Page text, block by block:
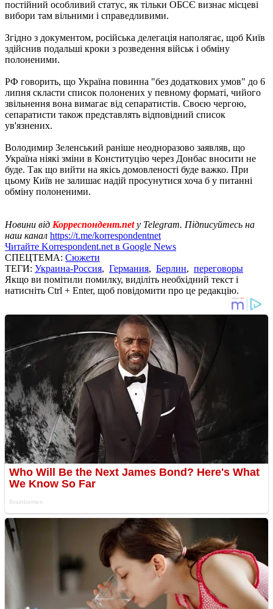
постійний особливий статус, як тільки ОБСЄ визнає місцеві
вибори там вільними і справедливими.
Згідно з документом, російська делегація наполягає, щоб Київ
здійснив подальші кроки з розведення військ і обміну
полоненими.
РФ говорить, що Україна повинна "без додаткових умов" до 6
липня скласти список полонених у певному форматі, чийого
звільнення вона вимагає від сепаратистів. Своєю чергою,
сепаратисти також представлять відповідний список
ув'язнених.
Володимир Зеленський раніше неодноразово заявляв, що
Україна ніякі зміни в Конституцію через Донбас вносити не
буде. Так що вийти на якісь домовленості буде важко. При
цьому Київ не залишає надій просунутися хоча б у питанні
обміну полоненими.
Новини від Корреспондент.net у Telegram. Підписуйтесь на
наш канал https://t.me/korrespondentnet
Читайте Korrespondent.net в Google News
СПЕЦТЕМА: Сюжети
ТЕГИ: Украина-Россия, Германия, Берлин, переговоры
Якщо ви помітили помилку, виділіть необхідний текст і
натисніть Ctrl + Enter, щоб повідомити про це редакцію.